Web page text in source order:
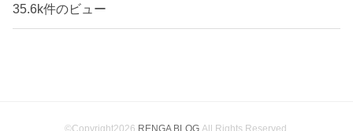
35.6k件のビュー
©Copyright2026 RENGA BLOG.All Rights Reserved.